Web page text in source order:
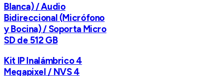
Blanca) / Audio
Bidireccional (Micrófono
y Bocina) / Soporta Micro
SD de 512 GB
Kit IP Inalámbrico 4
Megapixel / NVS 4